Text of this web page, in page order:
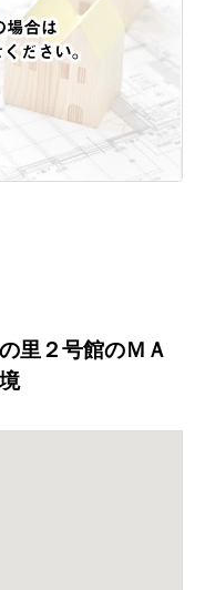
里２号館のＭＡ